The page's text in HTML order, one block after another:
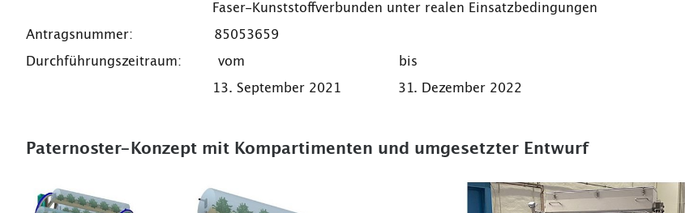
Faser-Kunststoffverbunden unter realen Einsatzbedingungen
Antragsnummer: 85053659
Durchführungszeitraum: vom bis
13. September 2021 31. Dezember 2022
Paternoster-Konzept mit Kompartimenten und umgesetzter Entwurf